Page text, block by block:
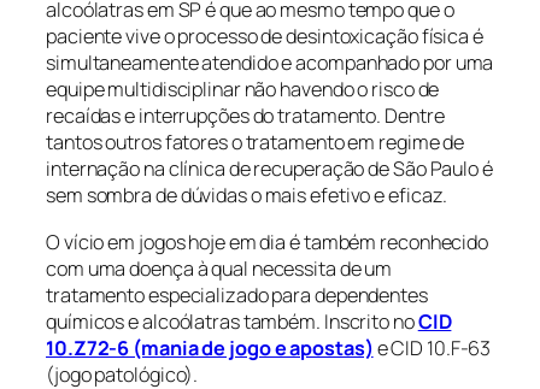
alcoólatras em SP é que ao mesmo tempo que o
paciente vive o processo de desintoxicação física é
simultaneamente atendido e acompanhado por uma
equipe multidisciplinar não havendo o risco de
recaídas e interrupções do tratamento. Dentre
tantos outros fatores o tratamento em regime de
internação na clínica de recuperação de São Paulo é
sem sombra de dúvidas o mais efetivo e eficaz.
O vício em jogos hoje em dia é também reconhecido
com uma doença à qual necessita de um
tratamento especializado para dependentes
químicos e alcoólatras também. Inscrito noCID
10.Z72-6 (mania de jogo e apostas) e CID 10.F-63
(jogo patológico).